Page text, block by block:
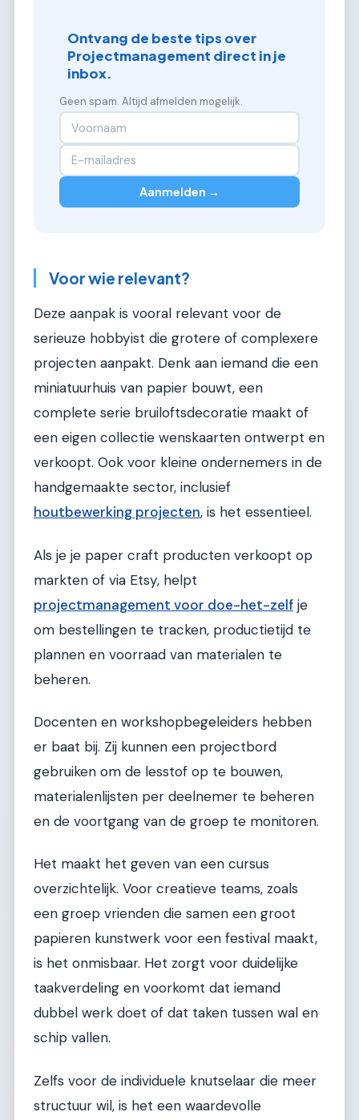
Ontvang de beste tips over
Projectmanagement direct in je
inbox.
Geen spam. Altijd afmelden mogelijk.
Aanmelden →
Voor wie relevant?
Deze aanpak is vooral relevant voor de
serieuze hobbyist die grotere of complexere
projecten aanpakt. Denk aan iemand die een
miniatuurhuis van papier bouwt, een
complete serie bruiloftsdecoratie maakt of
een eigen collectie wenskaarten ontwerpt en
verkoopt. Ook voor kleine ondernemers in de
handgemaakte sector, inclusief
houtbewerking projecten, is het essentieel.
Als je je paper craft producten verkoopt op
markten of via Etsy, helpt
projectmanagement voor doe-het-zelf je
om bestellingen te tracken, productietijd te
plannen en voorraad van materialen te
beheren.
Docenten en workshopbegeleiders hebben
er baat bij. Zij kunnen een projectbord
gebruiken om de lesstof op te bouwen,
materialenlijsten per deelnemer te beheren
en de voortgang van de groep te monitoren.
Het maakt het geven van een cursus
overzichtelijk. Voor creatieve teams, zoals
een groep vrienden die samen een groot
papieren kunstwerk voor een festival maakt,
is het onmisbaar. Het zorgt voor duidelijke
taakverdeling en voorkomt dat iemand
dubbel werk doet of dat taken tussen wal en
schip vallen.
Zelfs voor de individuele knutselaar die meer
structuur wil, is het een waardevolle